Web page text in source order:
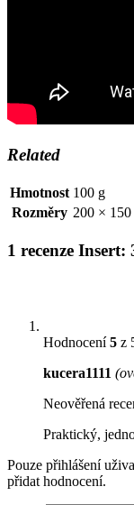
Related
Hmotnost 100 g
Rozměry 200 ×
1 recenze Insert:
Hodnocení5 z
kucera1111
Neověřená
Praktický,
Pouze přihlášení
přidat hodnocení.